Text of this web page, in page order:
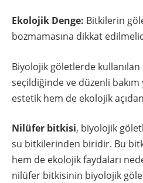
Ekolojik Denge: Bitkilerin
bozmamasına dikkat
Biyolojik göletlerde
seçildiğinde ve düzenli bakım
estetik hem de ekolojik
Nilüfer bitkisi, biyolojik
su bitkilerinden biridir. Bu
hem de ekolojik faydaları
nilüfer bitkisinin biyolojik